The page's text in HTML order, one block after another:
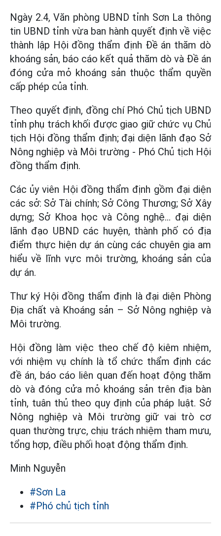
Ngày 2.4, Văn phòng UBND tỉnh Sơn La thông
tin UBND tỉnh vừa ban hành quyết định về việc
thành lập Hội đồng thẩm định Đề án thăm dò
khoáng sản, báo cáo kết quả thăm dò và Đề án
đóng cửa mỏ khoáng sản thuộc thẩm quyền
cấp phép của tỉnh.
Theo quyết định, đồng chí Phó Chủ tịch UBND
tỉnh phụ trách khối được giao giữ chức vụ Chủ
tịch Hội đồng thẩm định; đại diện lãnh đạo Sở
Nông nghiệp và Môi trường - Phó Chủ tịch Hội
đồng thẩm định.
Các ủy viên Hội đồng thẩm định gồm đại diện
các sở: Sở Tài chính; Sở Công Thương; Sở Xây
dựng; Sở Khoa học và Công nghệ... đại diện
lãnh đạo UBND các huyện, thành phố có địa
điểm thực hiện dự án cùng các chuyên gia am
hiểu về lĩnh vực môi trường, khoáng sản của
dự án.
Thư ký Hội đồng thẩm định là đại diện Phòng
Địa chất và Khoáng sản – Sở Nông nghiệp và
Môi trường.
Hội đồng làm việc theo chế độ kiêm nhiệm,
với nhiệm vụ chính là tổ chức thẩm định các
đề án, báo cáo liên quan đến hoạt động thăm
dò và đóng cửa mỏ khoáng sản trên địa bàn
tỉnh, tuân thủ theo quy định của pháp luật. Sở
Nông nghiệp và Môi trường giữ vai trò cơ
quan thường trực, chịu trách nhiệm tham mưu,
tổng hợp, điều phối hoạt động thẩm định.
Minh Nguyễn
#Sơn La
#Phó chủ tịch tỉnh